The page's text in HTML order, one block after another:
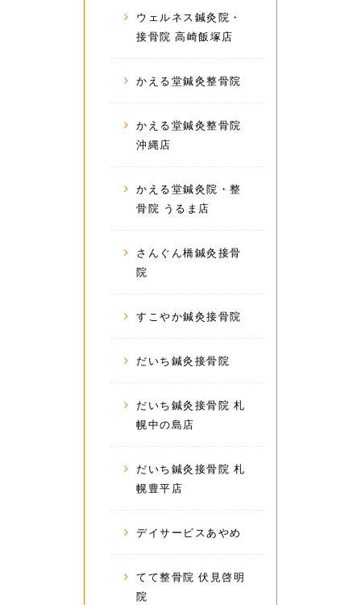
ウェルネス鍼灸院・
接骨院 高崎飯塚店
かえる堂鍼灸整骨院
かえる堂鍼灸整骨院
沖縄店
かえる堂鍼灸院・整
骨院 うるま店
さんぐん橋鍼灸接骨
院
すこやか鍼灸接骨院
だいち鍼灸接骨院
だいち鍼灸接骨院 札
幌中の島店
だいち鍼灸接骨院 札
幌豊平店
デイサービスあやめ
てて整骨院 伏見啓明
院